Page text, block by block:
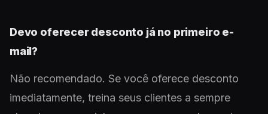
Devo oferecer desconto já no primeiro e-
mail?
Não recomendado. Se você oferece desconto
imediatamente, treina seus clientes a sempre